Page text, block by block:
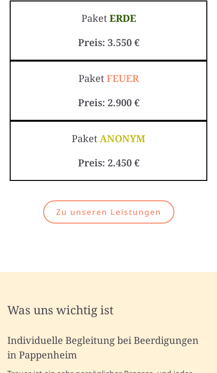
PaketERDE
Preis: 3.550 €
PaketFEUER
Preis: 2.900 €
PaketANONYM
Preis: 2.450 €
Zu unseren Leistungen
Was uns wichtig ist
Individuelle Begleitung bei Beerdigungen
in Pappenheim